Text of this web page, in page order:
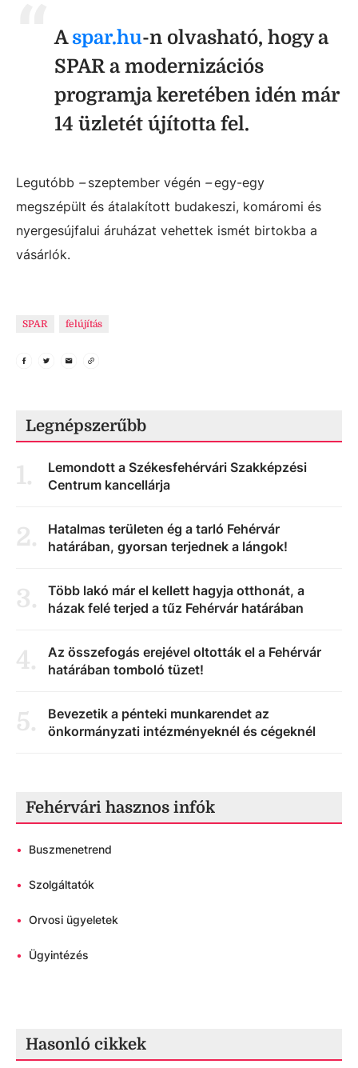
Aspar.hu-n olvasható, hogy a
SPAR a modernizációs
programja keretében idén már
14 üzletét újította fel.
Legutóbb –szeptember végén –egy-egy
megszépült és átalakított budakeszi, komáromi és
nyergesújfalui áruházat vehettek ismét birtokba a
vásárlók.
SPAR felújítás
Legnépszerűbb
1.
Lemondott a Székesfehérvári Szakképzési
Centrum kancellárja
2.
Hatalmas területen ég a tarló Fehérvár
határában, gyorsan terjednek a lángok!
3.
Több lakó már el kellett hagyja otthonát, a
házak felé terjed a tűz Fehérvár határában
4.
Az összefogás erejével oltották el a Fehérvár
határában tomboló tüzet!
5.
Bevezetik a pénteki munkarendet az
önkormányzati intézményeknél és cégeknél
Fehérvári hasznos infók
• Buszmenetrend
• Szolgáltatók
• Orvosi ügyeletek
• Ügyintézés
Hasonló cikkek